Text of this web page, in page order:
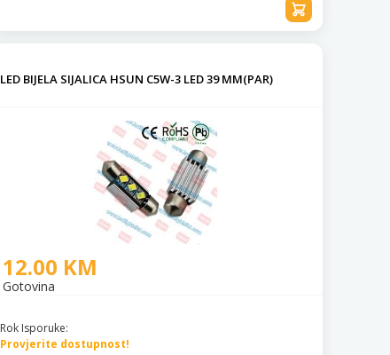
LED BIJELA SIJALICA HSUN C5W-3 LED 39 MM(PAR)
12.00 KM
Gotovina
Rok Isporuke:
Provjerite dostupnost!